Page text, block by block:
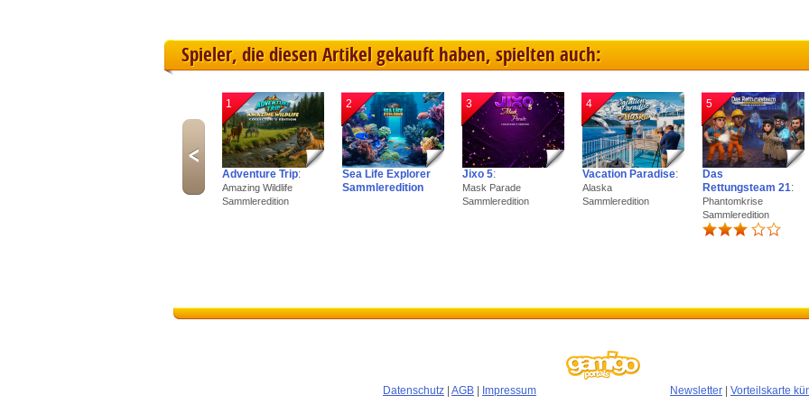
Spieler, die diesen Artikel gekauft haben, spielten auch:
1
Adventure Trip:
Amazing Wildlife
Sammleredition
2
Sea Life Explorer
Sammleredition
3
Jixo 5:
Mask Parade
Sammleredition
4
Vacation Paradise:
Alaska
Sammleredition
5
Das
Rettungsteam 21:
Phantomkrise
Sammleredition
Datenschutz AGB Impressum Newsletter Vorteilskarte